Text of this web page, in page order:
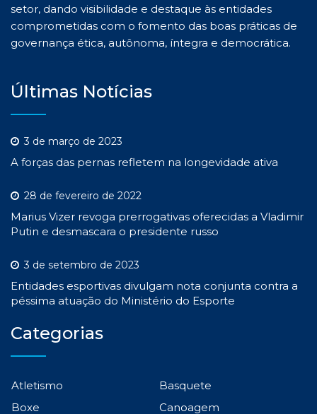
setor, dando visibilidade e destaque às entidades
comprometidas com o fomento das boas práticas de
governança ética, autônoma, íntegra e democrática.
Últimas Notícias
3 de março de 2023
A forças das pernas refletem na longevidade ativa
28 de fevereiro de 2022
Marius Vizer revoga prerrogativas oferecidas a Vladimir
Putin e desmascara o presidente russo
3 de setembro de 2023
Entidades esportivas divulgam nota conjunta contra a
péssima atuação do Ministério do Esporte
Categorias
Atletismo
Basquete
Boxe
Canoagem